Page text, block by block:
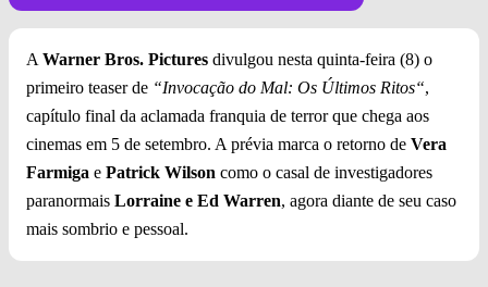
A Warner Bros. Pictures divulgou nesta quinta-feira (8) o
primeiro teaser de “Invocação do Mal: Os Últimos Ritos“,
capítulo final da aclamada franquia de terror que chega aos
cinemas em 5 de setembro. A prévia marca o retorno de Vera
Farmiga e Patrick Wilson como o casal de investigadores
paranormais Lorraine e Ed Warren, agora diante de seu caso
mais sombrio e pessoal.